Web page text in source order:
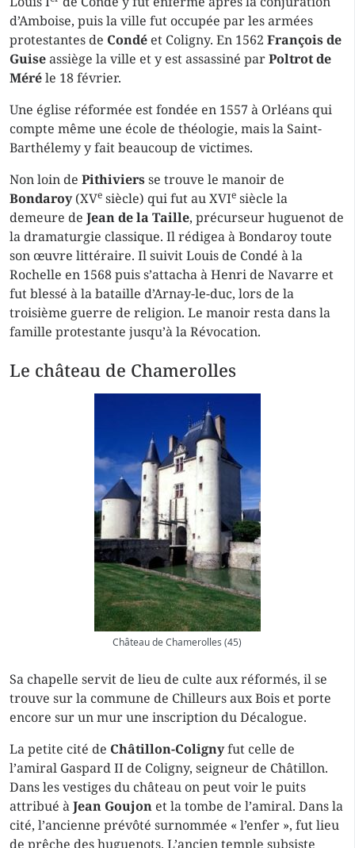
d’Amboise, puis la ville fut occupée par les armées
protestantes de Condé et Coligny. En 1562 François de
Guiseassiège la ville et y est assassiné parPoltrot de
Méréle 18 février.
Une église réformée est fondée en 1557 à Orléans qui
compte même une école de théologie, mais la Saint-
Barthélemy y fait beaucoup de victimes.
Non loin de Pithiviersse trouve le manoir de
Bondaroy(XVe siècle) qui fut au XVIe siècle la
demeure de Jean de la Taille, précurseur huguenot de
la dramaturgie classique. Il rédigea à Bondaroy toute
son œuvre littéraire. Il suivit Louis de Condé à la
Rochelle en 1568 puis s’attacha à Henri de Navarre et
fut blessé à la bataille d’Arnay-le-duc, lors de la
troisième guerre de religion. Le manoir resta dans la
famille protestante jusqu’à la Révocation.
Le château de Chamerolles
Château de Chamerolles (45)
Sa chapelle servit de lieu de culte aux réformés, il se
trouve sur la commune de Chilleurs aux Bois et porte
encore sur un mur une inscription du Décalogue.
La petite cité de Châtillon-Colignyfut celle de
l’amiral Gaspard II de Coligny, seigneur de Châtillon.
Dans les vestiges du château on peut voir le puits
attribué àJean Goujon et la tombe de l’amiral. Dans la
cité, l’ancienne prévôté surnommée « l’enfer », fut lieu
de prêche des huguenots. L’ancien temple subsiste